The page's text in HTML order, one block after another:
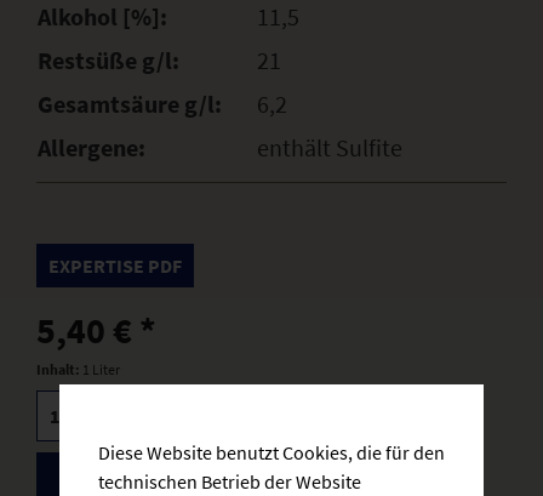
Alkohol [%]:
11,5
Restsüße g/l:
21
Gesamtsäure g/l:
6,2
Allergene:
enthält Sulfite
EXPERTISE PDF
5,40 € *
Inhalt: 1 Liter
BESTELLEN
Diese Website benutzt Cookies, die für den
technischen Betrieb der Website